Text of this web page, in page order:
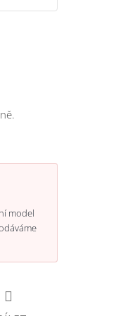
model